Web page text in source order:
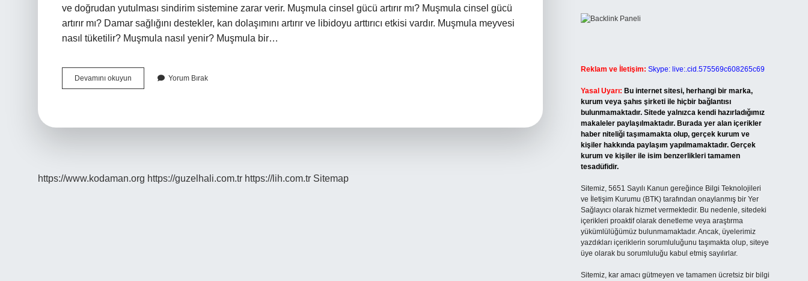
ve doğrudan yutulması sindirim sistemine zarar verir. Muşmula cinsel gücü artırır mı? Muşmula cinsel gücü
artırır mı? Damar sağlığını destekler, kan dolaşımını artırır ve libidoyu arttırıcı etkisi vardır. Muşmula meyvesi
nasıl tüketilir? Muşmula nasıl yenir? Muşmula bir…
Devamını okuyun Muşmula
Kabuğu
Yorum Bırak
https://www.kodaman.org https://guzelhali.com.tr https://lih.com.tr Sitemap
Reklam ve İletişim: Skype: live:.cid.575569c608265c69
Yasal Uyarı: Bu internet sitesi, herhangi bir marka,
kurum veya şahıs şirketi ile hiçbir bağlantısı
bulunmamaktadır. Sitede yalnızca kendi hazırladığımız
makaleler paylaşılmaktadır. Burada yer alan içerikler
haber niteliği taşımamakta olup, gerçek kurum ve
kişiler hakkında paylaşım yapılmamaktadır. Gerçek
kurum ve kişiler ile isim benzerlikleri tamamen
tesadüfidir.
Sitemiz, 5651 Sayılı Kanun gereğince Bilgi Teknolojileri
ve İletişim Kurumu (BTK) tarafından onaylanmış bir Yer
Sağlayıcı olarak hizmet vermektedir. Bu nedenle, sitedeki
içerikleri proaktif olarak denetleme veya araştırma
yükümlülüğümüz bulunmamaktadır. Ancak, üyelerimiz
yazdıkları içeriklerin sorumluluğunu taşımakta olup, siteye
üye olarak bu sorumluluğu kabul etmiş sayılırlar.
Sitemiz, kar amacı gütmeyen ve tamamen ücretsiz bir bilgi